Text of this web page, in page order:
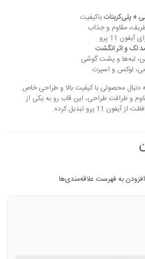
+ پلی‌کربناتباکیفیت
11 پرو
و اثر انگشت
لبه‌ها و پشت گوشی
لوکس و اسپرت
دنبال محصولی با کیفیت بالا و طراحی خاص
و ظرافت طراحی، این قاب رو به یکی از
11 پرو تبدیل کرده.
افزودن به فهرست علاقه‌مندی‌ها